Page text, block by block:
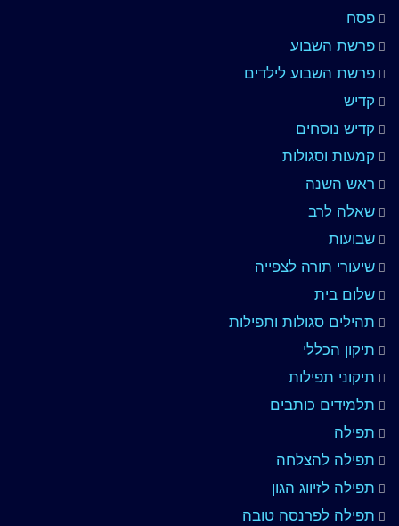
פסח
פרשת השבוע
פרשת השבוע לילדים
קדיש
קדיש נוסחים
קמעות וסגולות
ראש השנה
שאלה לרב
שבועות
שיעורי תורה לצפייה
שלום בית
תהילים סגולות ותפילות
תיקון הכללי
תיקוני תפילות
תלמידים כותבים
תפילה
תפילה להצלחה
תפילה לזיווג הגון
תפילה לפרנסה טובה